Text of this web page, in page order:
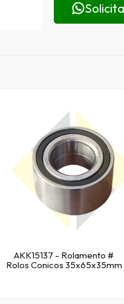
AKK15137 - Rolamento #
Rolos Conicos 35x65x35mm